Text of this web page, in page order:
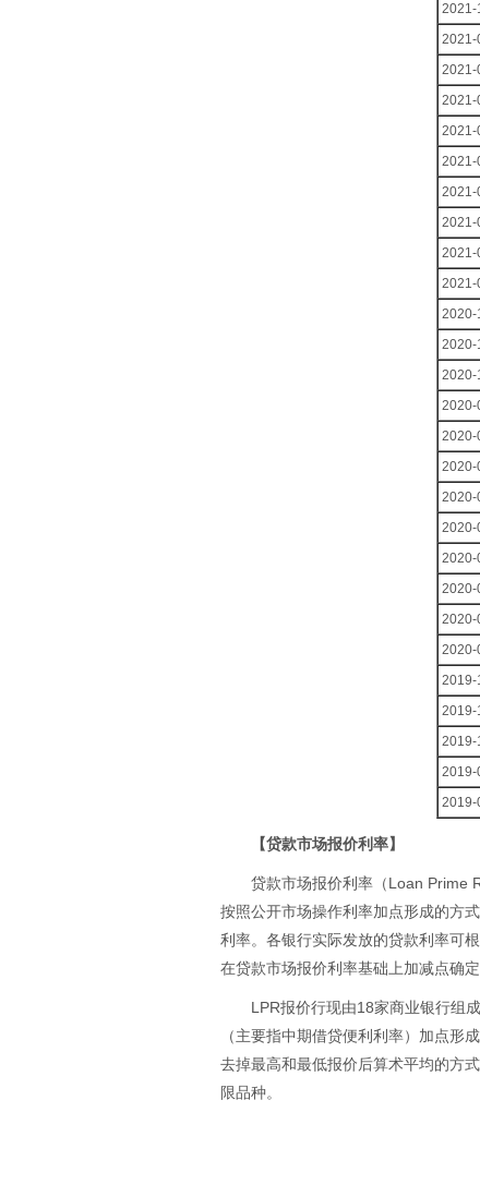
2021-
2021-
2021-
2021-
2021-
2021-
2021-
2021-
2021-
2021-
2020-
2020-
2020-
2020-
2020-
2020-
2020-
2020-
2020-
2020-
2020-
2020-
2019-
2019-
2019-
2019-
2019-
【贷款市场报价利率】
贷款市场报价利率（Loan Prime
按照公开市场操作利率加点形成的方
利率。各银行实际发放的贷款利率可
在贷款市场报价利率基础上加减点确定
LPR报价行现由18家商业银行组
（主要指中期借贷便利利率）加点形
去掉最高和最低报价后算术平均的方
限品种。